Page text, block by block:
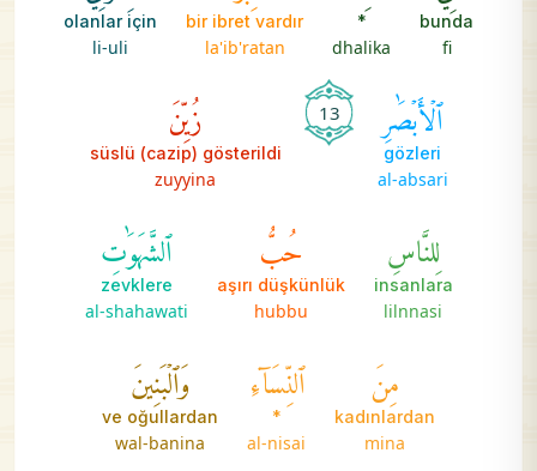
bunda
fi
*
dhalika
bir ibret vardır
la'ib'ratan
olanlar için
li-uli
ٱلۡأَبۡصَٰرِ
gözleri
al-absari
13 زُيِّنَ
süslü (cazip) gösterildi
zuyyina
لِلنَّاسِ
insanlara
lilnnasi
حُبُّ
aşırı düşkünlük
hubbu
ٱلشَّهَوَٰتِ
zevklere
al-shahawati
مِنَ
kadınlardan
mina
ٱلنِّسَآءِ
*
al-nisai
وَٱلۡبَنِينَ
ve oğullardan
wal-banina